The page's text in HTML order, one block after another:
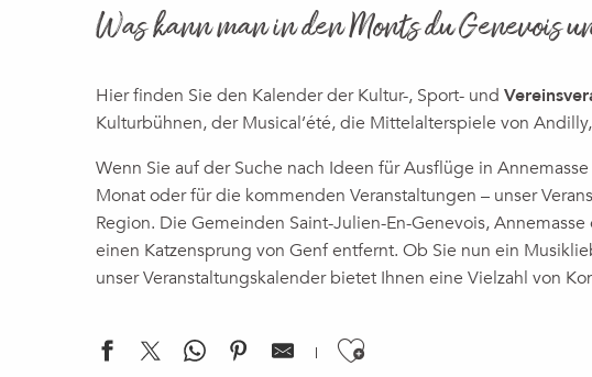
Was kann man in den Monts du Genevois
Hier finden Sie den Kalender der Kultur-, Sport- und
Kulturbühnen, der Musical’été, die Mittelalterspiele von Andilly,
Wenn Sie auf der Suche nach Ideen für Ausflüge in
Monat oder für die kommenden Veranstaltungen – unser
Region. Die Gemeinden Saint-Julien-En-Genevois,
einen Katzensprung von Genf entfernt. Ob Sie nun ein
unser Veranstaltungskalender bietet Ihnen eine Vielzahl von
Ajouter aux